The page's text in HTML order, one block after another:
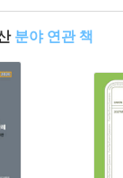
분야 연관 책